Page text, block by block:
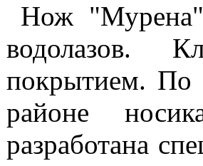
Нож
водолазов.
покрытием. По
районе
разработана